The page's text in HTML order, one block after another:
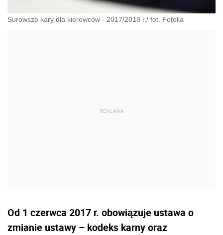
Surowsze kary dla kierowców - 2017/2018 r./ fot. Fotolia
Od 1 czerwca 2017 r. obowiązuje ustawa o
zmianie ustawy – kodeks karny oraz